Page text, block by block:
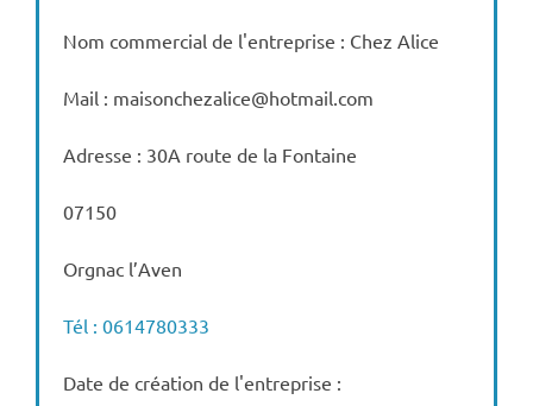
Nom commercial de l'entreprise : Chez Alice
Mail : maisonchezalice@hotmail.com
Adresse : 30A route de la Fontaine
07150
Orgnac l’Aven
Tél : 0614780333
Date de création de l'entreprise :